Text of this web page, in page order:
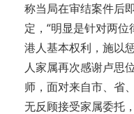
称当局在审结案件后
定，“明显是针对两
港人基本权利，施以
人家属再次感谢卢思
师，面对来自市、省
无反顾接受家属委托